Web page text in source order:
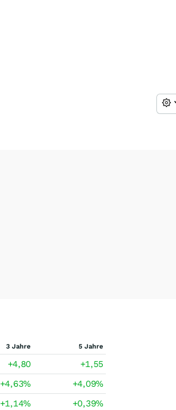
3 Jahre 5 Jahre
+4,80
+1,55
+4,63% +4,09%
+1,14% +0,39%